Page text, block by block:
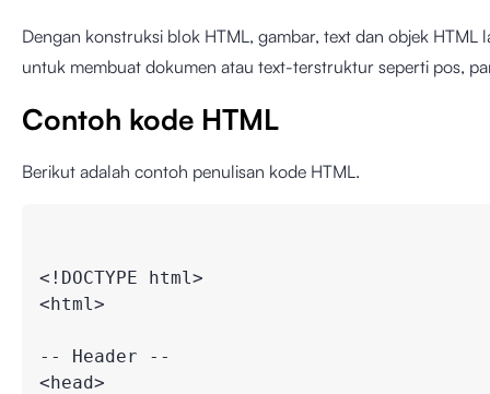
Dengan konstruksi blok HTML, gambar, text dan objek
untuk membuat dokumen atau text-terstruktur seperti pos,
Contoh kode HTML
Berikut adalah contoh penulisan kode HTML.
<!DOCTYPE html>
<html>
-- Header --
<head>